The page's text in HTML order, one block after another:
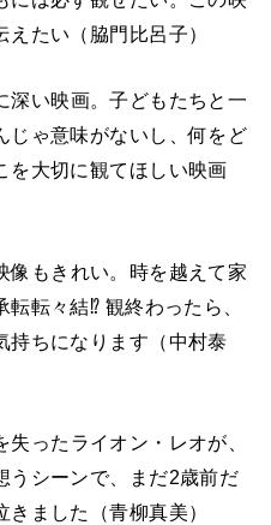
たい（脇門比呂子）
深い映画。子どもたちと一
じゃ意味がないし、何をど
を大切に観てほしい映画
像もきれい。時を越えて家
転々結⁉ 観終わったら、
持ちになります（中村泰
失ったライオン・レオが、
うシーンで、まだ2歳前だ
ました（青柳真美）